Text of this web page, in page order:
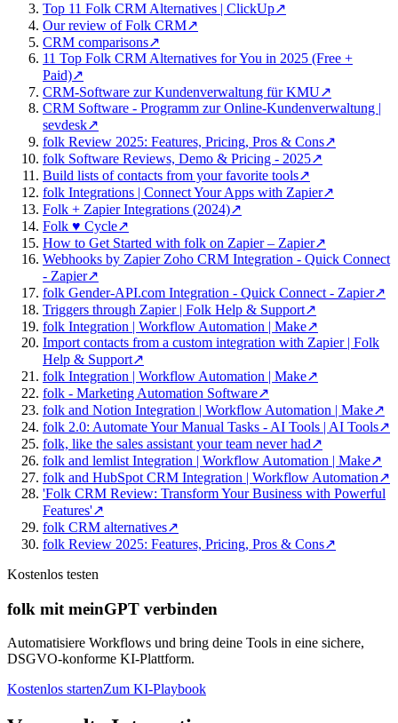
Top 11 Folk CRM Alternatives | ClickUp↗
Our review of Folk CRM↗
CRM comparisons↗
11 Top Folk CRM Alternatives for You in 2025 (Free +
Paid)↗
CRM-Software zur Kundenverwaltung für KMU↗
CRM Software - Programm zur Online-Kundenverwaltung |
sevdesk↗
folk Review 2025: Features, Pricing, Pros & Cons↗
folk Software Reviews, Demo & Pricing - 2025↗
Build lists of contacts from your favorite tools↗
folk Integrations | Connect Your Apps with Zapier↗
Folk + Zapier Integrations (2024)↗
Folk ♥️ Cycle↗
How to Get Started with folk on Zapier – Zapier↗
Webhooks by Zapier Zoho CRM Integration - Quick Connect
- Zapier↗
folk Gender-API.com Integration - Quick Connect - Zapier↗
Triggers through Zapier | Folk Help & Support↗
folk Integration | Workflow Automation | Make↗
Import contacts from a custom integration with Zapier | Folk
Help & Support↗
folk Integration | Workflow Automation | Make↗
folk - Marketing Automation Software↗
folk and Notion Integration | Workflow Automation | Make↗
folk 2.0: Automate Your Manual Tasks - AI Tools | AI Tools↗
folk, like the sales assistant your team never had↗
folk and lemlist Integration | Workflow Automation | Make↗
folk and HubSpot CRM Integration | Workflow Automation↗
'Folk CRM Review: Transform Your Business with Powerful
Features'↗
folk CRM alternatives↗
folk Review 2025: Features, Pricing, Pros & Cons↗
Kostenlos testen
folk mit meinGPT verbinden
Automatisiere Workflows und bring deine Tools in eine sichere,
DSGVO-konforme KI-Plattform.
Kostenlos startenZum KI-Playbook